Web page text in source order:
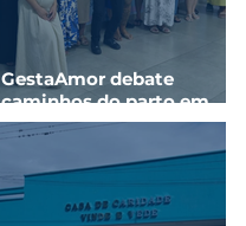
GestaAmor debate
caminhos do parto em
parceria com a
Universidade de Itaúna